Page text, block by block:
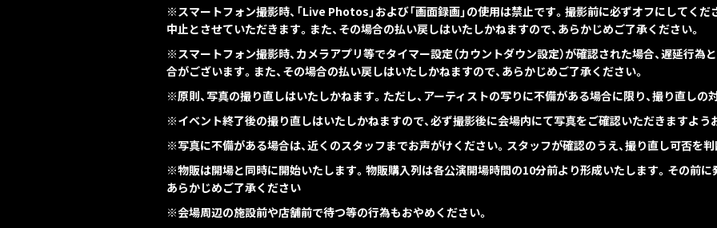
※スマートフォン撮影時、「Live Photos」および「画面録画」の使用は禁止です。撮影前に必ずオフにしてくだ
中止とさせていただきます。また、その場合の払い戻しはいたしかねますので、あらかじめご了承ください。
※スマートフォン撮影時、カメラアプリ等でタイマー設定（カウントダウン設定）が確認された場合、遅延行為
合がございます。また、その場合の払い戻しはいたしかねますので、あらかじめご了承ください。
※原則、写真の撮り直しはいたしかねます。ただし、アーティストの写りに不備がある場合に限り、撮り直しの
※イベント終了後の撮り直しはいたしかねますので、必ず撮影後に会場内にて写真をご確認いただきますよう
※写真に不備がある場合は、近くのスタッフまでお声がけください。スタッフが確認のうえ、撮り直し可否を判
※物販は開場と同時に開始いたします。物販購入列は各公演開場時間の10分前より形成いたします。その前
あらかじめご了承ください
※会場周辺の施設前や店舗前で待つ等の行為もおやめください。